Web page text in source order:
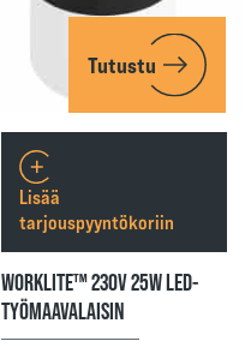
Tutustu
WORKLITE™ 230V 25W LED-
TYÖMAAVALAISIN
Lisää
tarjouspyyntökoriin